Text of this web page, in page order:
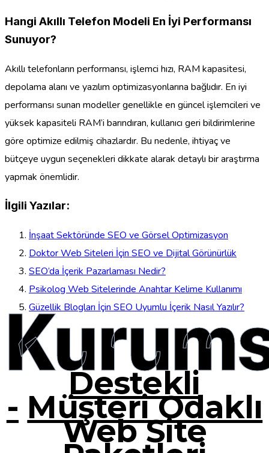
Hangi Akıllı Telefon Modeli En İyi Performansı
Sunuyor?
Akıllı telefonların performansı, işlemci hızı, RAM kapasitesi,
depolama alanı ve yazılım optimizasyonlarına bağlıdır. En iyi
performansı sunan modeller genellikle en güncel işlemcileri ve
yüksek kapasiteli RAM’i barındıran, kullanıcı geri bildirimlerine
göre optimize edilmiş cihazlardır. Bu nedenle, ihtiyaç ve
bütçeye uygun seçenekleri dikkate alarak detaylı bir araştırma
yapmak önemlidir.
İlgili Yazılar:
İnşaat Sektöründe SEO ve Görsel Optimizasyon
Doktor Web Siteleri İçin SEO ve Dijital Görünürlük
SEO’da İçerik Pazarlaması Nedir?
Psikolog Web Sitelerinde Anahtar Kelime Kullanımı
Güzellik Blogları İçin SEO Uyumlu İçerik Nasıl Yazılır?
Destekli
- Müşteri Odaklı
Web Site